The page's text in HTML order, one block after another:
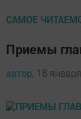
САМОЕ
Приемы
автор, 18